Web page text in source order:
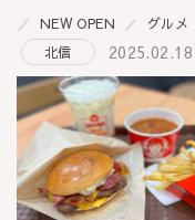
NEW OPEN グルメ
北信
2025.02.18